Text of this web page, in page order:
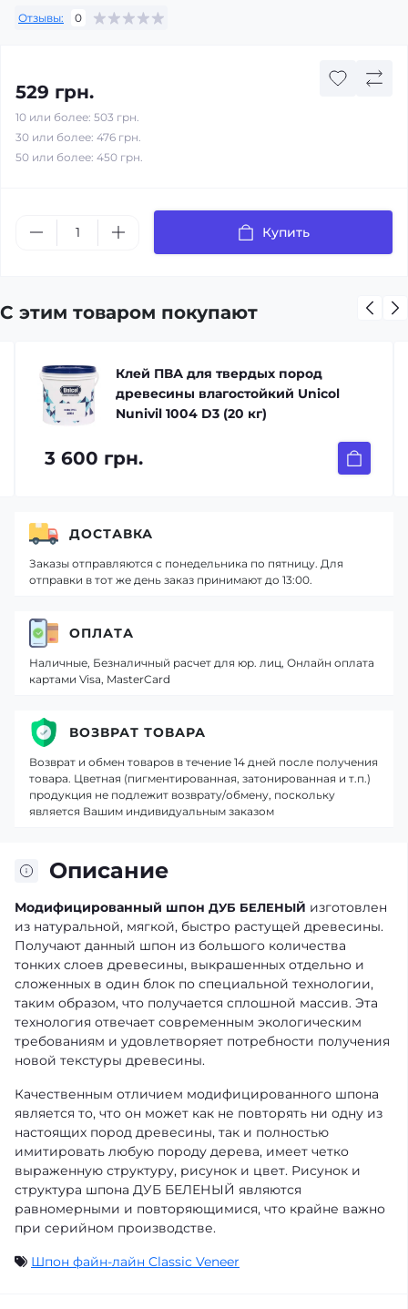
Отзывы: 0
529 грн.
10 или более: 503 грн.
30 или более: 476 грн.
50 или более: 450 грн.
Купить
С этим товаром покупают
Клей ПВА для твердых пород
древесины влагостойкий Unicol
Nunivil 1004 D3 (20 кг)
3 600 грн.
Описание
Модифицированный шпон ДУБ БЕЛЕНЫЙ изготовлен
из натуральной, мягкой, быстро растущей древесины.
Получают данный шпон из большого количества
тонких слоев древесины, выкрашенных отдельно и
сложенных в один блок по специальной технологии,
таким образом, что получается сплошной массив. Эта
технология отвечает современным экологическим
требованиям и удовлетворяет потребности получения
новой текстуры древесины.
Качественным отличием модифицированного шпона
является то, что он может как не повторять ни одну из
настоящих пород древесины, так и полностью
имитировать любую породу дерева, имеет четко
выраженную структуру, рисунок и цвет. Рисунок и
структура шпона ДУБ БЕЛЕНЫЙ являются
равномерными и повторяющимися, что крайне важно
при серийном производстве.
Шпон файн-лайн Classic Veneer
ДОСТАВКА
Заказы отправляются с понедельника по пятницу. Для
отправки в тот же день заказ принимают до 13:00.
ОПЛАТА
Наличные, Безналичный расчет для юр. лиц, Онлайн оплата
картами Visa, MasterCard
ВОЗВРАТ ТОВАРА
Возврат и обмен товаров в течение 14 дней после получения
товара. Цветная (пигментированная, затонированная и т.п.)
продукция не подлежит возврату/обмену, поскольку
является Вашим индивидуальным заказом